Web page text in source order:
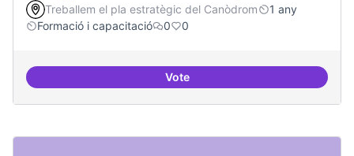
Treballem el pla estratègic del Canòdrom
1 any
Formació i capacitació
0 0
VoteTallers de col·laboració